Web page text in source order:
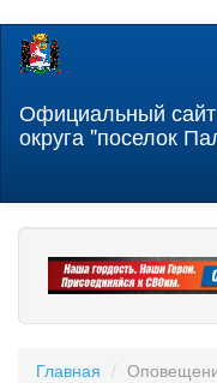
Перейти
содержанию
Официальный сайт
округа "поселок
Главная